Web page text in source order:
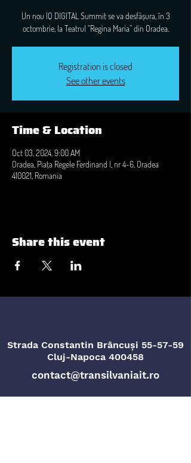
Un nou IQ DIGITAL Summit se va desfășura, în 3
octombrie, la Teatrul “Regina Maria” din Oradea.
Registration is closed
See other events
Time & Location
Oct 03, 2024, 9:00 AM
Oradea, Piața Regele Ferdinand I, nr 4-6, Oradea
410021, Romania
Share this event
Strada Constantin Brâncuși 55-57-59
Cluj-Napoca 400458
contact@transilvaniait.ro